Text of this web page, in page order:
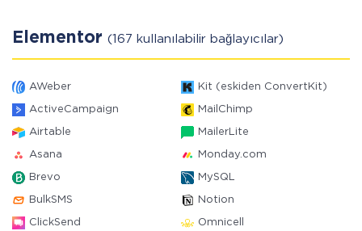
Elementor (167 kullanılabilir bağlayıcılar)
AWeber Kit (eskiden ConvertKit)
ActiveCampaign MailChimp
Airtable MailerLite
Asana Monday.com
Brevo MySQL
BulkSMS Notion
ClickSend Omnicell